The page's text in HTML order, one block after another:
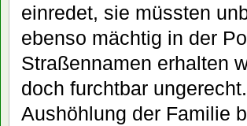
einredet, sie müssten
ebenso mächtig in der
Straßennamen erhalten
doch furchtbar
Aushöhlung der Familie